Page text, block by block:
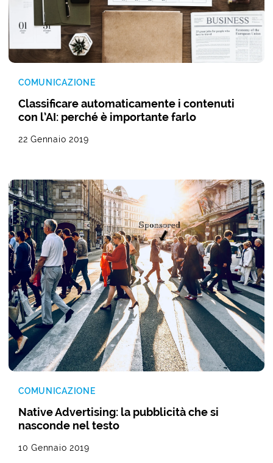
COMUNICAZIONE
Classificare automaticamente i contenuti
con l’AI: perché è importante farlo
22 Gennaio 2019
COMUNICAZIONE
Native Advertising: la pubblicità che si
nasconde nel testo
10 Gennaio 2019